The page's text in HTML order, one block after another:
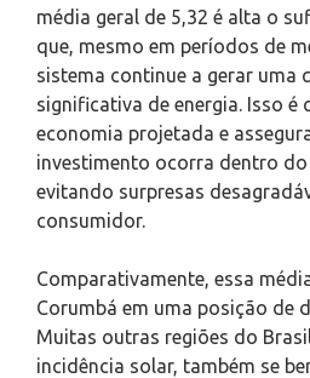
média geral de 5,32 é alta o
que, mesmo em períodos de
sistema continue a gerar uma
significativa de energia. Isso é
economia projetada e
investimento ocorra dentro do
evitando surpresas
consumidor.
Comparativamente, essa
Corumbá em uma posição de
Muitas outras regiões do
incidência solar, também se